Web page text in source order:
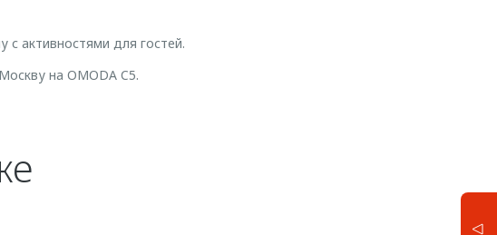
с активностями для гостей.
на OMODA C5.